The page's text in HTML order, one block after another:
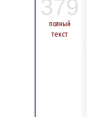
379
полный
текст